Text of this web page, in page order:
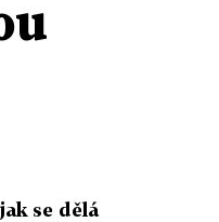
se dělá